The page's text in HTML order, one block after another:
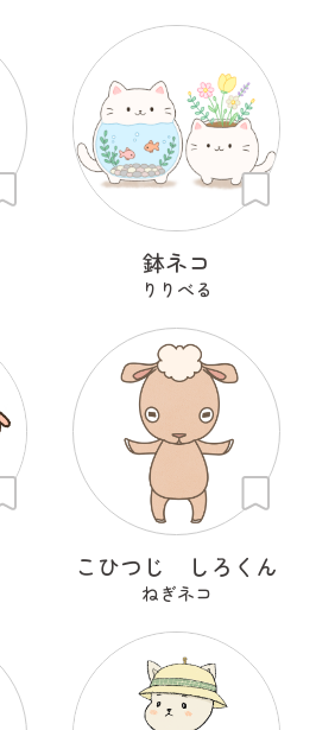
鉢ネコ
りりべる
こひつじ しろくん
ねぎネコ